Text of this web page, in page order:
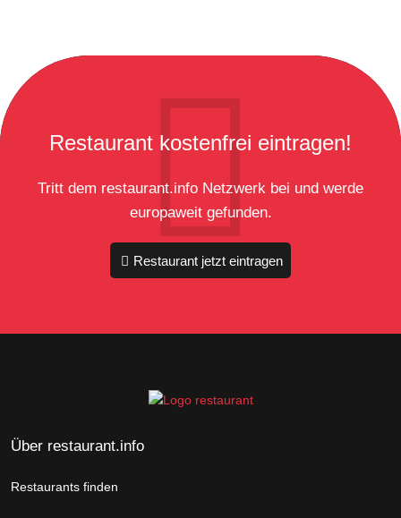
Restaurant kostenfrei eintragen!
Tritt dem restaurant.info Netzwerk bei und werde
europaweit gefunden.
Restaurant jetzt eintragen
Über restaurant.info
Restaurants finden